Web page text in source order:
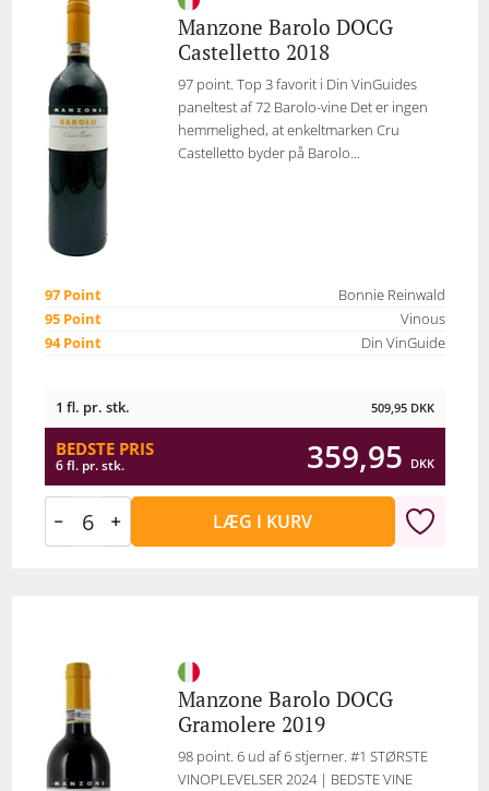
Manzone Barolo DOCG
Castelletto 2018
97 point. Top 3 favorit i Din VinGuides
paneltest af 72 Barolo-vine Det er ingen
hemmelighed, at enkeltmarken Cru
Castelletto byder på Barolo...
97 Point
Bonnie Reinwald
95 Point
Vinous
94 Point
Din VinGuide
1 fl. pr. stk. 509,95 DKK
BEDSTE PRIS
6 fl. pr. stk. 359,95 DKK
LÆG I KURV
Manzone Barolo DOCG
Gramolere 2019
98 point. 6 ud af 6 stjerner. #1 STØRSTE
VINOPLEVELSER 2024 | BEDSTE VINE